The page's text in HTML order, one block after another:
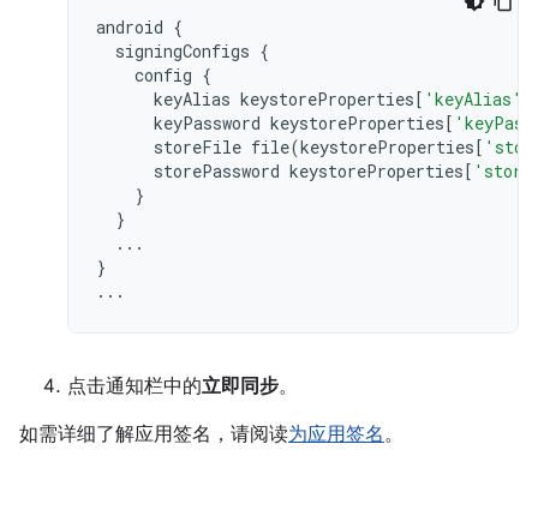
android {
signingConfigs {
config {
keyAlias keystoreProperties[ 'keyAlias'
keyPassword keystoreProperties[
storeFile file(keystoreProperties[
storePassword keystoreProperties[
}
}
...
}
...
点击通知栏中的立即同步。
如需详细了解应用签名，请阅读为应用签名。